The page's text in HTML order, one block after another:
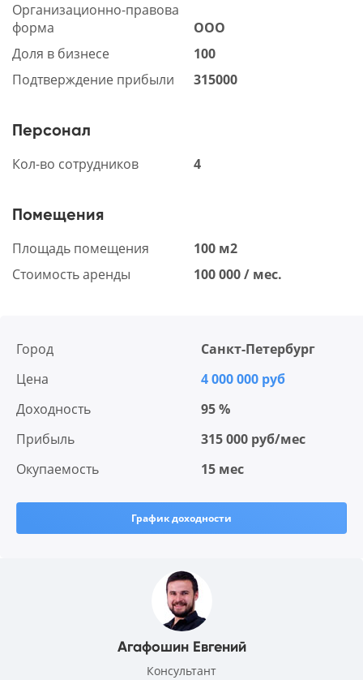
Организационно-правова
форма
ООО
Доля в бизнесе
100
Подтверждение прибыли
315000
Персонал
Кол-во сотрудников 4
Помещения
Площадь помещения
100 м2
Стоимость аренды
100 000 / мес.
Город
Санкт-Петербург
Цена
4 000 000 руб
Доходность
95 %
Прибыль
315 000 руб/мес
Окупаемость
15 мес
График доходности
Агафошин Евгений
Консультант